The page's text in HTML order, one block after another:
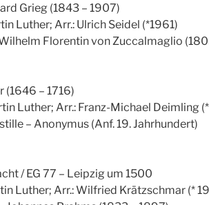
Grieg (1843 – 1907)
Luther; Arr.: Ulrich Seidel (*1961)
Florentin von Zuccalmaglio
(1646 – 1716)
Luther; Arr.: Franz-Michael Deimling
– Anonymus (Anf. 19. Jahrhundert)
/ EG 77 – Leipzig um 1500
Luther; Arr.: Wilfried Krätzschmar (*